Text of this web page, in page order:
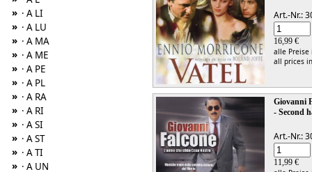
» · A LI
» · A LU
» · A MA
» · A ME
» · A PE
» · A PL
» · A RA
» · A RI
» · A SI
» · A ST
» · A TI
» · A UN
Art.-Nr.:
16,99 €
alle
all prices
Giovanni
- Second
Art.-Nr.:
11,99 €